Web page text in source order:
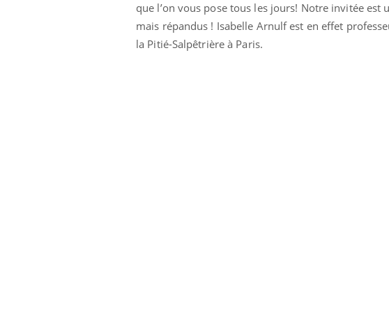
que l’on vous pose tous les jours! Notre invitée
mais répandus ! Isabelle Arnulf est en effet
la Pitié-Salpêtrière à Paris.